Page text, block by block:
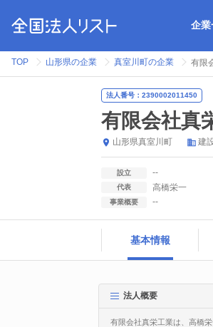
企業
TOP 山形県の企業 真室川町の企業 有限
法人番号：2390002011450
有限会社真
山形県真室川町 建
設立 --
代表 高橋栄一
事業概要 --
基本情報
法人概要
有限会社真栄工業は、高橋